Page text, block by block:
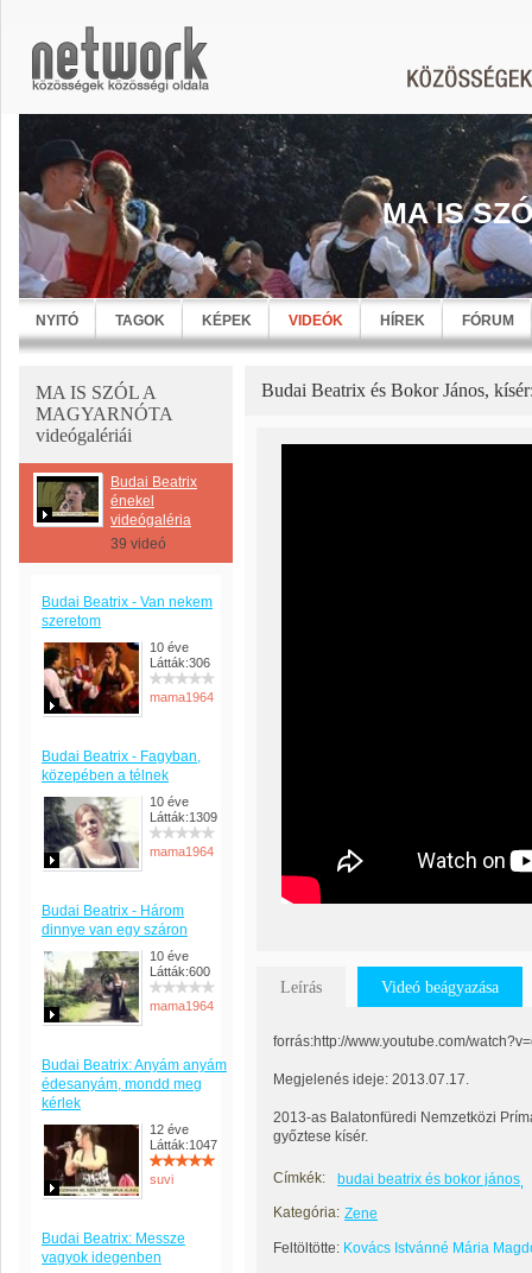
MA IS
NYITÓ TAGOK KÉPEK VIDEÓK HÍREK FÓRUM
MA IS SZÓL A
MAGYARNÓTA
videógalériái
Budai Beatrix
énekel
videógaléria
39 videó
Budai Beatrix - Van nekem
szeretom
10 éve
Látták:306
mama1964
Budai Beatrix - Fagyban,
közepében a télnek
10 éve
Látták:1309
mama1964
Budai Beatrix - Három
dinnye van egy száron
10 éve
Látták:600
mama1964
Budai Beatrix: Anyám anyám
édesanyám, mondd meg
kérlek
12 éve
Látták:1047
suvi
Budai Beatrix: Messze
vagyok idegenben
Budai Beatrix és Bokor János,
Leírás Videó beágyazása
forrás:http://www.youtube.com/
Megjelenés ideje: 2013.07.17.
2013-as Balatonfüredi Nemzetközi
győztese kísér.
Címkék:
budai beatrix és bokor jános
Kategória: Zene
Feltöltötte: Kovács Istvánné Mária